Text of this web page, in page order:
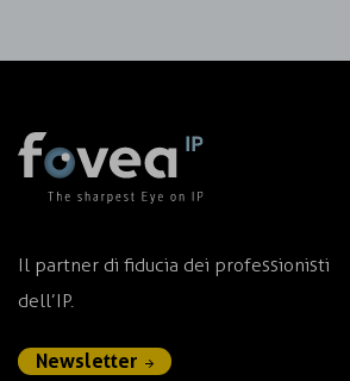
Il partner di fiducia dei professionisti
dell’IP.
Newsletter